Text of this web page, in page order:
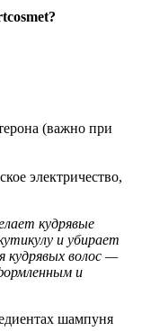
(важно при
электричество,
кудрявые
и убирает
кудрявых волос —
и
шампуня